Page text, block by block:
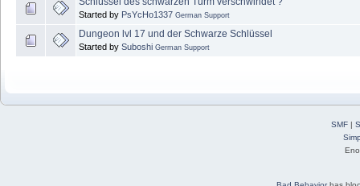
Started by PsYcHo1337 German Support
Dungeon lvl 17 und der Schwarze Schlüssel
Started by Suboshi German Support
SMF|